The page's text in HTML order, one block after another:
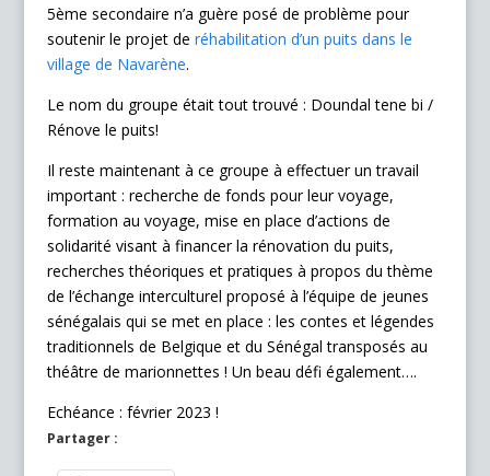
5ème secondaire n’a guère posé de problème pour
soutenir le projet de réhabilitation d’un puits dans le
village de Navarène.
Le nom du groupe était tout trouvé : Doundal tene bi /
Rénove le puits!
Il reste maintenant à ce groupe à effectuer un travail
important : recherche de fonds pour leur voyage,
formation au voyage, mise en place d’actions de
solidarité visant à financer la rénovation du puits,
recherches théoriques et pratiques à propos du thème
de l’échange interculturel proposé à l’équipe de jeunes
sénégalais qui se met en place : les contes et légendes
traditionnels de Belgique et du Sénégal transposés au
théâtre de marionnettes ! Un beau défi également….
Echéance : février 2023 !
Partager :